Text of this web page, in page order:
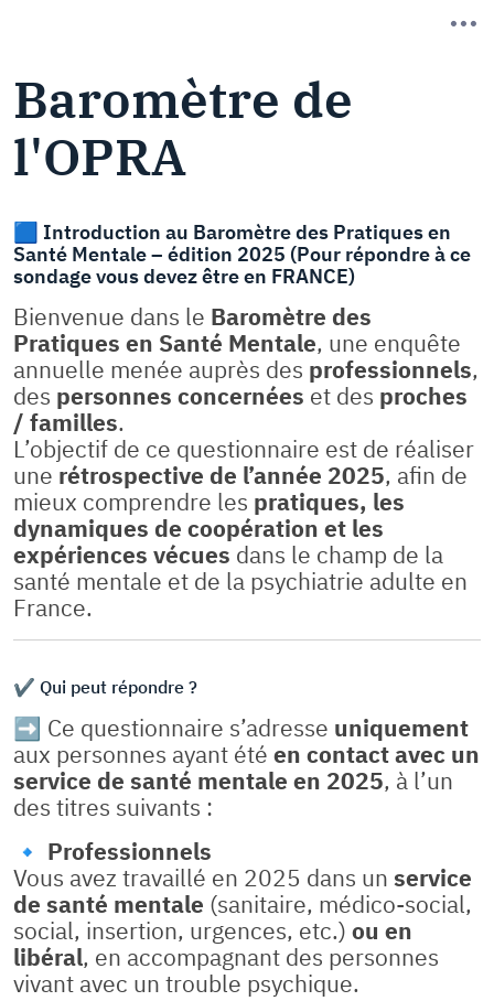
Baromètre de
l'OPRA
🟦 Introduction au Baromètre des Pratiques en
Santé Mentale – édition 2025 (Pour répondre à ce
sondage vous devez être en FRANCE)
Bienvenue dans le Baromètre des
Pratiques en Santé Mentale, une enquête
annuelle menée auprès des professionnels,
des personnes concernées et des proches
/ familles.
L’objectif de ce questionnaire est de réaliser
une rétrospective de l’année 2025, afin de
mieux comprendre les pratiques, les
dynamiques de coopération et les
expériences vécues dans le champ de la
santé mentale et de la psychiatrie adulte en
France.
✔️ Qui peut répondre ?
➡️ Ce questionnaire s’adresse uniquement
aux personnes ayant été en contact avec un
service de santé mentale en 2025, à l’un
des titres suivants :
🔹 Professionnels
Vous avez travaillé en 2025 dans un service
de santé mentale (sanitaire, médico-social,
social, insertion, urgences, etc.) ou en
libéral, en accompagnant des personnes
vivant avec un trouble psychique.